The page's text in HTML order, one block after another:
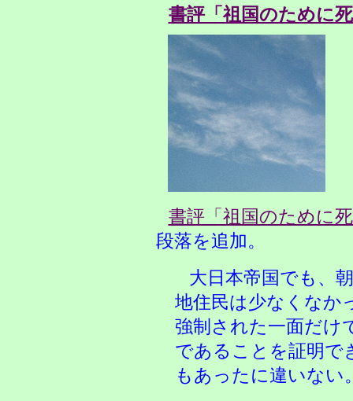
書評「祖国のために
書評「祖国のために
段落を追加。
大日本帝国でも、
地住民は少なくなか
強制された一面だけ
であることを証明で
もあったに違いない